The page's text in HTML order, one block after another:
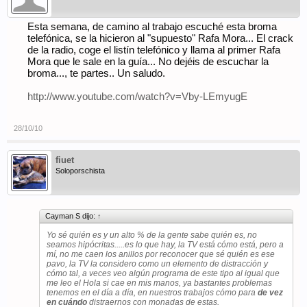
Esta semana, de camino al trabajo escuché esta broma
telefónica, se la hicieron al "supuesto" Rafa Mora... El crack
de la radio, coge el listín telefónico y llama al primer Rafa
Mora que le sale en la guía... No dejéis de escuchar la
broma..., te partes.. Un saludo.
http://www.youtube.com/watch?v=Vby-LEmyugE
28/10/10
fiuet
Soloporschista
Cayman S dijo: ↑
Yo sé quién es y un alto % de la gente sabe quién es, no
seamos hipócritas.....es lo que hay, la TV está cómo está, pero a
mí, no me caen los anillos por reconocer que sé quién es ese
pavo, la TV la considero como un elemento de distracción y
cómo tal, a veces veo algún programa de este tipo al igual que
me leo el Hola si cae en mis manos, ya bastantes problemas
tenemos en el día a día, en nuestros trabajos cómo parade vez
en cuándo distraernos con monadas de estas.